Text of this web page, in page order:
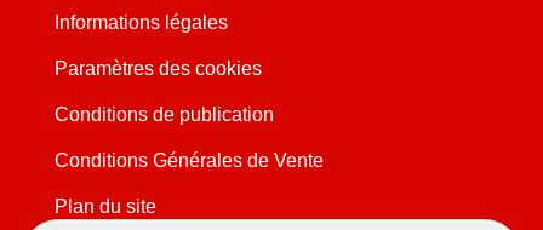
Informations légales
Paramètres des cookies
Conditions de publication
Conditions Générales de Vente
Plan du site